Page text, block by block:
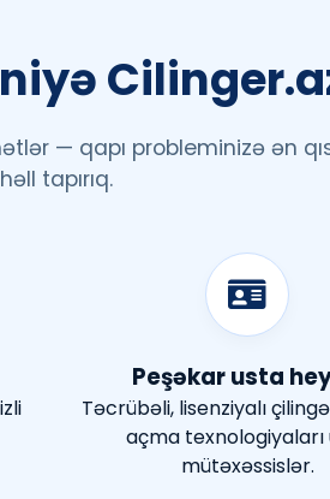
— qapı probleminizə ən
həll tapırıq.
Peşəkar usta
Təcrübəli, lisenziyalı
açma texnologiyaları
mütəxəssislər.